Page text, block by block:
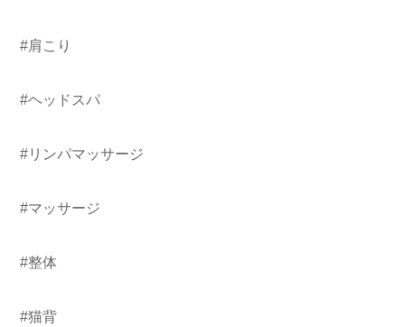
#肩こり
#ヘッドスパ
#リンパマッサージ
#マッサージ
#整体
#猫背